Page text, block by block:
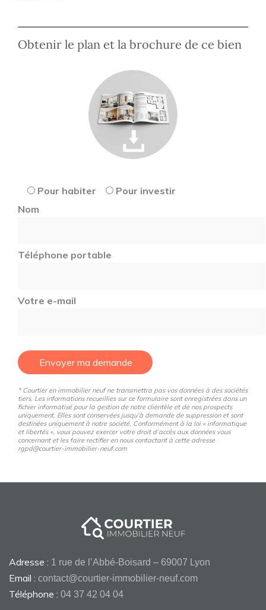
Obtenir le plan et la brochure de ce bien
Pour habiter
Pour investir
Nom
Téléphone portable
Votre e-mail
Envoyer ma demande
* Courtier en immobilier neuf ne transmettra pas vos données à des sociétés
tiers. Les informations recueillies sur ce formulaire sont enregistrées dans un
fichier informatisé pour la gestion de notre clientèle et de nos prospects
uniquement. Elles sont conservées jusqu’à demande de suppression et sont
destinées uniquement à notre société. Conformément à la loi « informatique
et libertés », vous pouvez exercer votre droit d’accès aux données vous
concernant et les faire rectifier en nous contactant à cette adresse
rgpd@courtier-immobilier-neuf.com
Adresse : 1 rue de l’Abbé-Boisard – 69007 Lyon
Email : contact@courtier-immobilier-neuf.com
Téléphone : 04 37 42 04 04